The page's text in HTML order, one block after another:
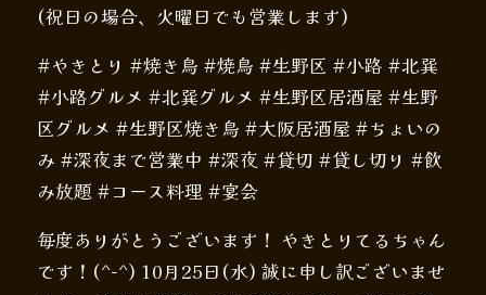
(祝日の場合、火曜日でも営業します)
#やきとり #焼き鳥 #焼鳥 #生野区 #小路 #北巽
#小路グルメ #北巽グルメ #生野区居酒屋 #生野
区グルメ #生野区焼き鳥 #大阪居酒屋 #ちょいの
み #深夜まで営業中 #深夜 #貸切 #貸し切り #飲
み放題 #コース料理 #宴会
毎度ありがとうございます！ やきとりてるちゃん
です！(^-^) 10月25日(水) 誠に申し訳ございませ